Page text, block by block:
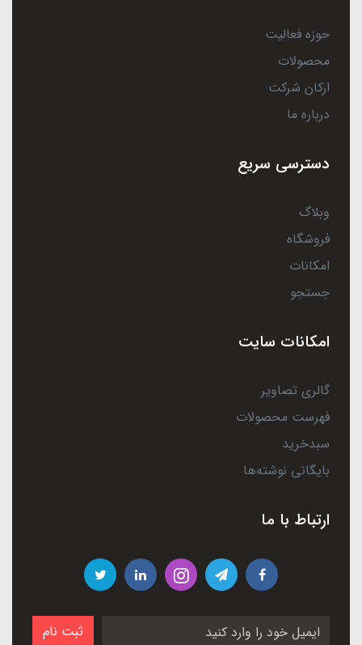
حوزه فعالیت
محصولات
ارکان شرکت
درباره ما
دسترسی سریع
وبلاگ
فروشگاه
امکانات
جستجو
امکانات سایت
گالری تصاویر
فهرست محصولات
سبدخرید
بایگانی نوشته‌ها
ارتباط با ما
ثبت نام